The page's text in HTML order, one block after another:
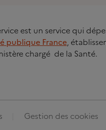
est un service qui
publique France,
chargé de la Santé.
Gestion des cookies